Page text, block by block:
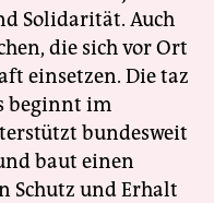
Solidarität. Auch
die sich vor Ort
einsetzen. Die taz
beginnt im
bundesweit
baut einen
Schutz und Erhalt